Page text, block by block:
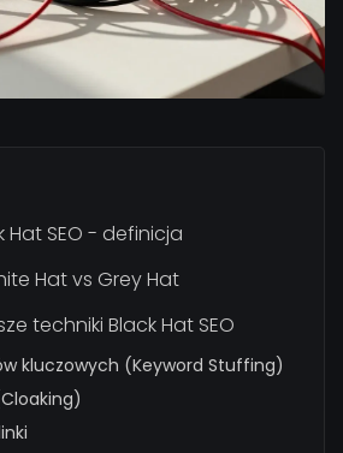
Hat SEO - definicja
Hat vs Grey Hat
techniki Black Hat SEO
kluczowych (Keyword Stuffing)